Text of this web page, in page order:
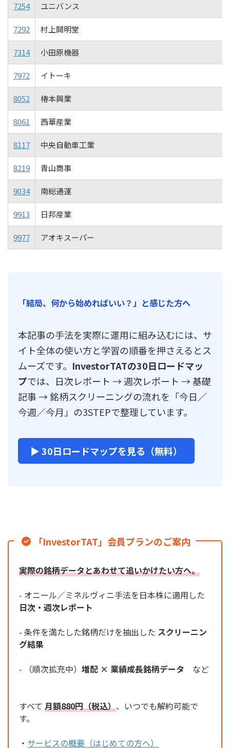
7254 ユニバンス
7292 村上開明堂
7314 小田原機器
7972 イトーキ
8052 椿本興業
8061 西華産業
8117 中央自動車工業
8219 青山商事
9034 南総通運
9913 日邦産業
9977 アオキスーパー
「結局、何から始めればいい？」と感じた方へ
本記事の手法を実際に運用に組み込むには、サ
イト全体の使い方と学習の順番を押さえるとス
ムーズです。 InvestorTATの30日ロードマッ
プでは、日次レポート → 週次レポート → 基礎
記事 → 銘柄スクリーニングの流れを「今日／
今週／今月」の3STEPで整理しています。
▶ 30日ロードマップを見る（無料）
「InvestorTAT」会員プランのご案内
実際の銘柄データとあわせて追いかけたい方へ。
- オニール／ミネルヴィニ手法を日本株に適用した
日次・週次レポート
- 条件を満たした銘柄だけを抽出した スクリーニン
グ結果
- （順次拡充中） 増配 × 業績成長銘柄データ など
すべて 月額880円（税込）、いつでも解約可能で
す。
・ サービスの概要（はじめての方へ）